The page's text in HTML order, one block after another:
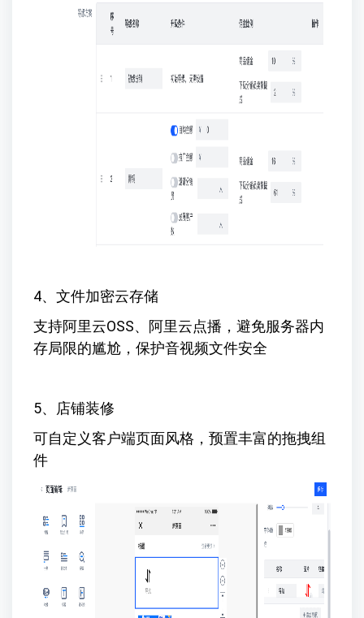
4、文件加密云存储
支持阿里云OSS、阿里云点播，避免服务器内
存局限的尴尬，保护音视频文件安全
5、店铺装修
可自定义客户端页面风格，预置丰富的拖拽组
件